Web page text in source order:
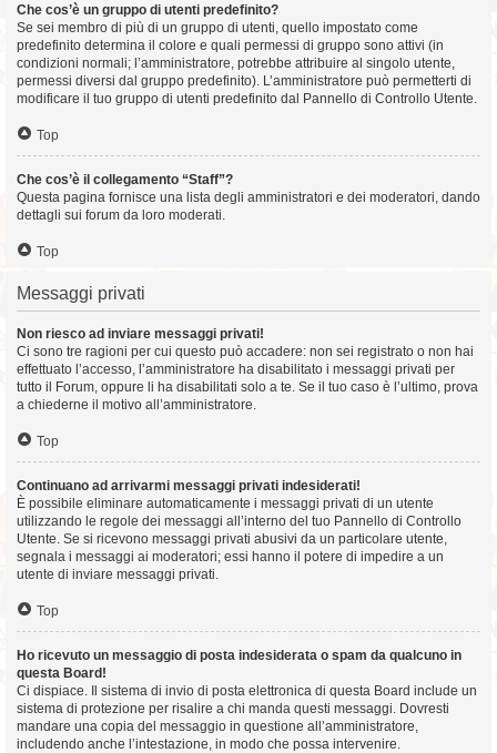
Che cos’è un gruppo di utenti predefinito?
Se sei membro di più di un gruppo di utenti, quello impostato come
predefinito determina il colore e quali permessi di gruppo sono attivi (in
condizioni normali; l’amministratore, potrebbe attribuire al singolo utente,
permessi diversi dal gruppo predefinito). L’amministratore può permetterti di
modificare il tuo gruppo di utenti predefinito dal Pannello di Controllo Utente.
Top
Che cos’è il collegamento “Staff”?
Questa pagina fornisce una lista degli amministratori e dei moderatori, dando
dettagli sui forum da loro moderati.
Top
Messaggi privati
Non riesco ad inviare messaggi privati!
Ci sono tre ragioni per cui questo può accadere: non sei registrato o non hai
effettuato l’accesso, l’amministratore ha disabilitato i messaggi privati per
tutto il Forum, oppure li ha disabilitati solo a te. Se il tuo caso è l’ultimo, prova
a chiederne il motivo all’amministratore.
Top
Continuano ad arrivarmi messaggi privati indesiderati!
È possibile eliminare automaticamente i messaggi privati ​​di un utente
utilizzando le regole dei messaggi all’interno del tuo Pannello di Controllo
Utente. Se si ricevono messaggi privati ​​abusivi da un particolare utente,
segnala i messaggi ai moderatori; essi hanno il potere di impedire a un
utente di inviare messaggi privati​​.
Top
Ho ricevuto un messaggio di posta indesiderata o spam da qualcuno in
questa Board!
Ci dispiace. Il sistema di invio di posta elettronica di questa Board include un
sistema di protezione per risalire a chi manda questi messaggi. Dovresti
mandare una copia del messaggio in questione all’amministratore,
includendo anche l’intestazione, in modo che possa intervenire.